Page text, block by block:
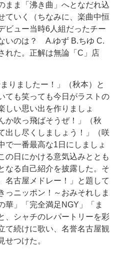
まま「沸き曲」へとなだれ込
ていく（ちなみに、楽曲中恒
ビュー当時6人組だったチー
いのは？ A.ゆず B.ちゆ C.
れた。正解は無論「C」店
りましたー！」（秋本）と
ても笑っても今日がラストの
しい思い出を作りましょ
か吹っ飛ばそうぜ！」（秋
出し尽くしましょう！」（咲
で一番最高な1日にしましょ
の日にかける意気込みととも
なる自己紹介を披露した。そ
名古屋メドレー！」と題して
っニッポン！～おみそれしま
華」「完全満足NGY」「ま
、シャチのレパートリーを彩
て続けに歌い、名誉名古屋観
せつけた。